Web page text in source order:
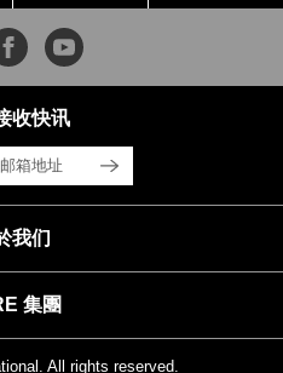
我们
集團
收快讯
All rights reserved.